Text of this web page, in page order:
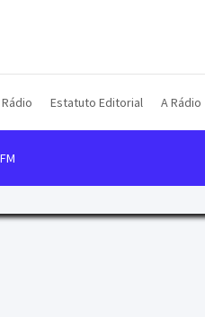
Estatuto Editorial A Rádio